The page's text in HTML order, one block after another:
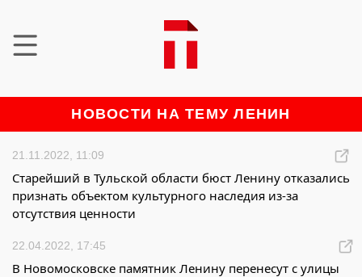
НОВОСТИ НА ТЕМУ ЛЕНИН
21.11.2022, 11:09
Старейший в Тульской области бюст Ленину отказались
признать объектом культурного наследия из-за
отсутствия ценности
22.04.2022, 17:45
В Новомосковске памятник Ленину перенесут с улицы